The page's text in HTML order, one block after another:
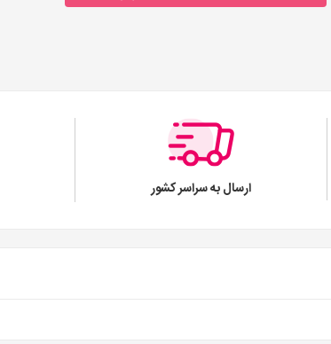
ارسال به سراسر کشور